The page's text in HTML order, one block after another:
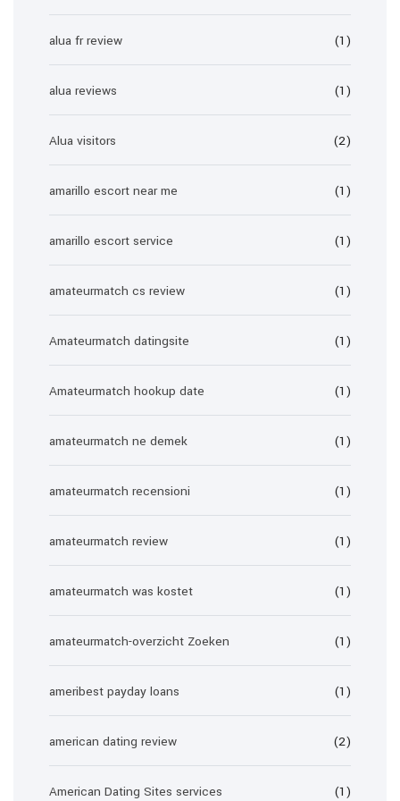
alua fr review (1)
alua reviews (1)
Alua visitors (2)
amarillo escort near me (1)
amarillo escort service (1)
amateurmatch cs review (1)
Amateurmatch datingsite (1)
Amateurmatch hookup date (1)
amateurmatch ne demek (1)
amateurmatch recensioni (1)
amateurmatch review (1)
amateurmatch was kostet (1)
amateurmatch-overzicht Zoeken (1)
ameribest payday loans (1)
american dating review (2)
American Dating Sites services (1)